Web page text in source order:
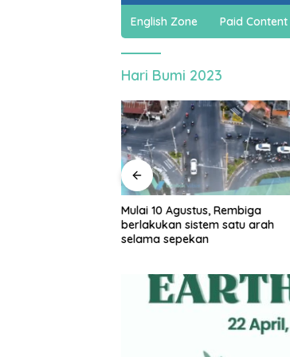
English Zone Paid Content
Hari Bumi 2023
Mulai 10 Agustus, Rembiga
berlakukan sistem satu arah
selama sepekan